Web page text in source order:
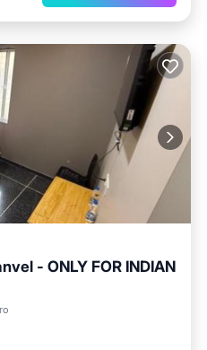
- ONLY FOR INDIAN
Terraza